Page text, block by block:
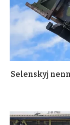
Selenskyj